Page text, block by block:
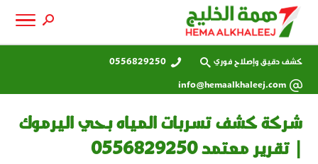
كشف دقيق وإصلاح فوري
0556829250
info@hemaalkhaleej.com
شركة كشف تسربات المياه بحي اليرموك
| تقرير معتمد 0556829250